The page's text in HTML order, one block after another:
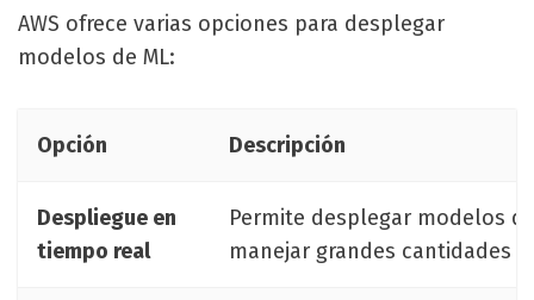
AWS ofrece varias opciones para desplegar
modelos de ML:
Opción Descripción
Despliegue en
tiempo real
Permite desplegar modelos
manejar grandes cantidades